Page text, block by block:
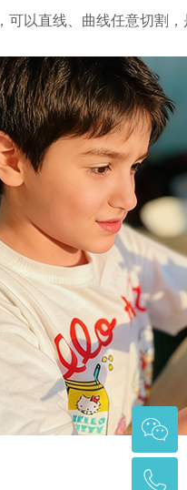
，可以直线、曲线任意切割